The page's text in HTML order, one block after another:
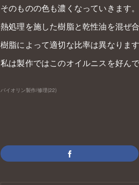
そのものの色も濃くなっていきます。
熱処理を施した樹脂と乾性油を混ぜ
樹脂によって適切な比率は異なりま
私は製作ではこのオイルニスを好ん
バイオリン製作/修理(22)